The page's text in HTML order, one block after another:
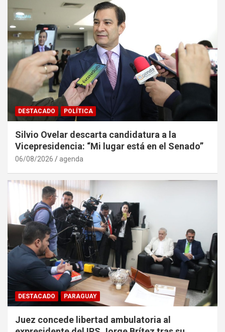
DESTACADO POLÍTICA
Silvio Ovelar descarta candidatura a la
Vicepresidencia: “Mi lugar está en el Senado”
06/08/2026 agenda
DESTACADO PARAGUAY
Juez concede libertad ambulatoria al